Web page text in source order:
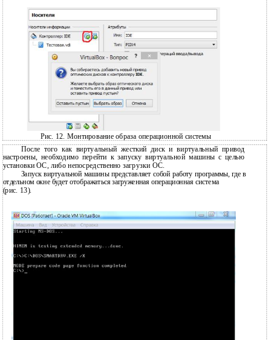
Рис. 12. Монтирование образа операционной системы
После того как виртуальный жесткий диск и виртуальный привод
настроены, необходимо перейти к запуску виртуальной машины с целью
установки ОС, либо непосредственно загрузки ОС.
Запуск виртуальной машины представляет собой работу программы, где в
отдельном окне будет отображаться загруженная операционная система
(рис. 13).